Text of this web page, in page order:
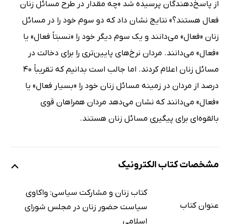
از پاسخ‌دهندگان پرسیده شد «چه مقدار در طرح مسائل زنان
فعال هستند؟» نتایج نشان داد که دو سوم خود را در مسائل
زنان «فعال» می‌دانند و یک سوم دیگر خود را «نسبتاً فعال» یا
«فعال» می‌دانند. مردان نرخ‌های پایین‌تری را برای دخالت در
مسائل زنان اعلام کردند. اما جالب است بدانیم که تقریباً 40
درصد از مردان در زمینه مسائل زنان خود را «بسیار فعال» یا
«فعال» می‌دانند که نشان می‌دهد مردان همراهان قوی
بالقوه‌ای برای پیگیری مسائل زنان هستند.
مشخصات کتاب الکترونیک
عنوان کتاب
کتاب زنان و مشارکت سیاسی: واکاوی
سیاست حضور زنان در مجلس شورای
اسلامی